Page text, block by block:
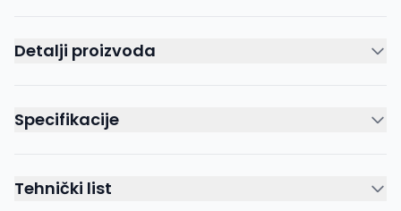
Detalji proizvoda
Specifikacije
Tehnički list